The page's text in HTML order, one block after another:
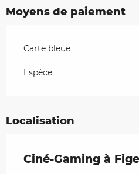
Moyens de paiement
Carte bleue
Espèce
Localisation
Ciné-Gaming à